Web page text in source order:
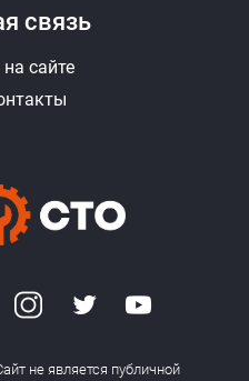
связь
сайте
не является публичной